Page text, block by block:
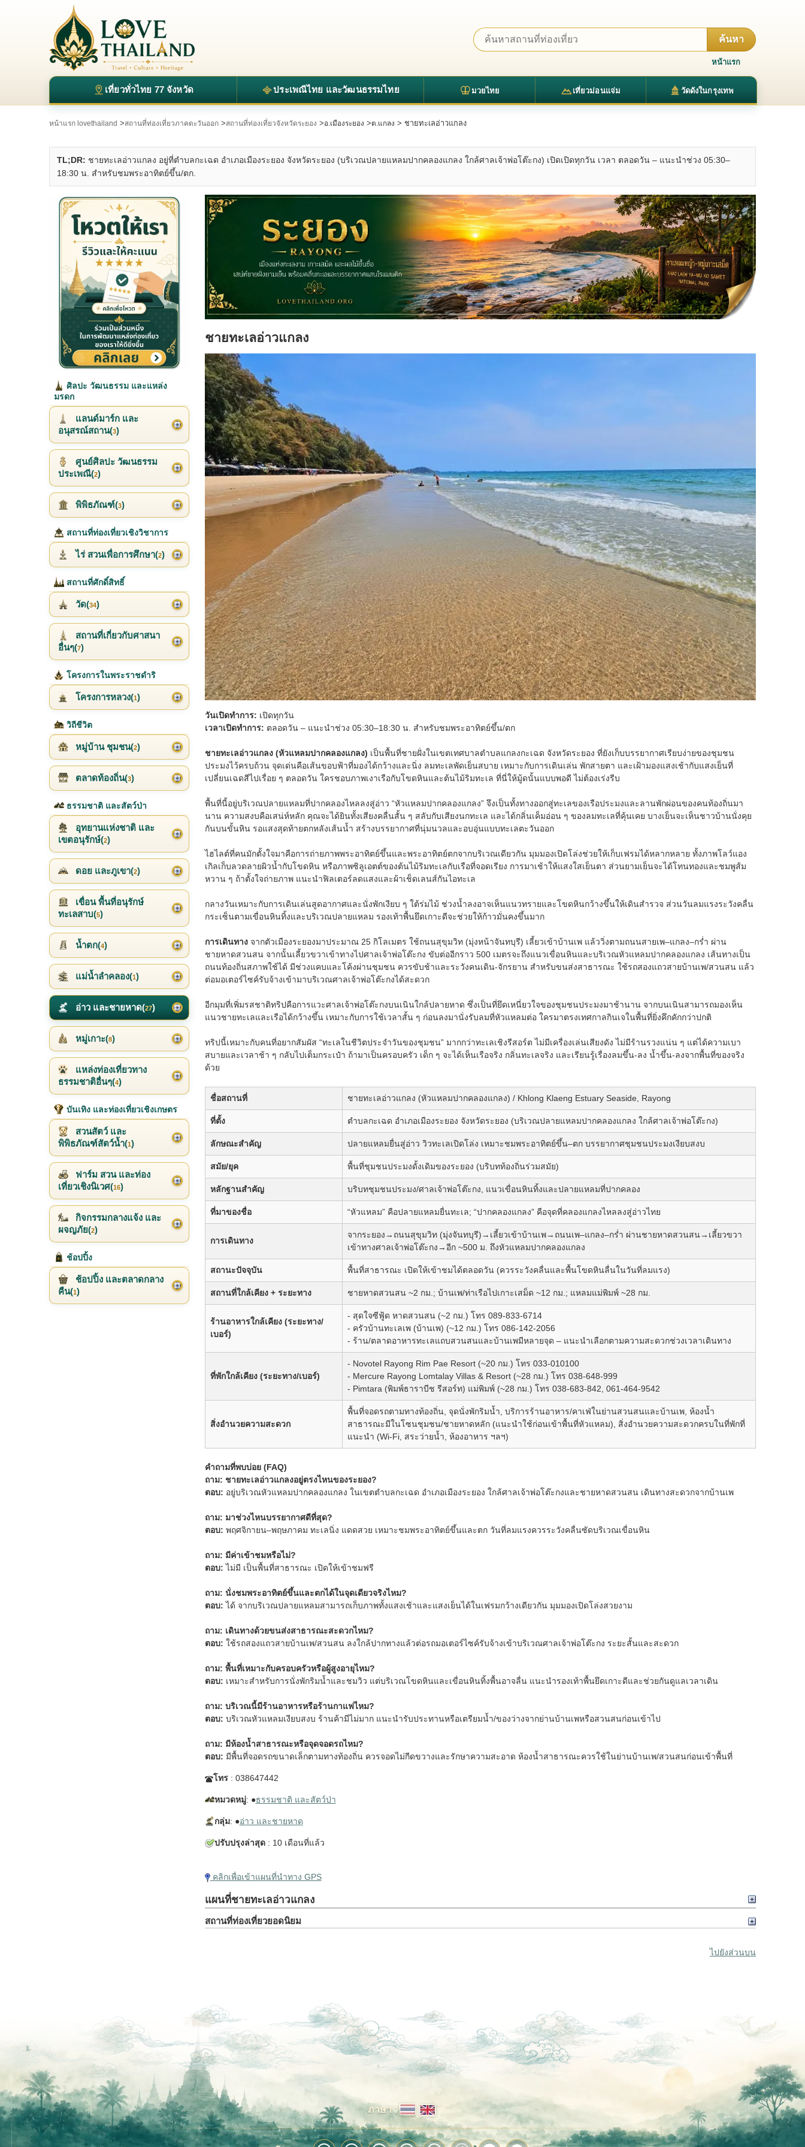
ค้นหา
หน้าแรก
เที่ยวทั่วไทย 77 จังหวัด ประเพณีไทย และวัฒนธรรมไทย มวยไทย เที่ยวม่อนแจ่ม วัดดังในกรุงเทพ
หน้าแรก lovethailand >สถานที่ท่องเที่ยวภาคตะวันออก >สถานที่ท่องเที่ยวจังหวัดระยอง >อ.เมืองระยอง >ต.แกลง > ชายทะเลอ่าวแกลง
TL;DR: ชายทะเลอ่าวแกลง อยู่ที่ตำบลกะเฉด อำเภอเมืองระยอง จังหวัดระยอง (บริเวณปลายแหลมปากคลองแกลง ใกล้ศาลเจ้าพ่อโต๊ะกง) เปิดเปิดทุกวัน เวลา ตลอดวัน – แนะนำช่วง 05:30–
18:30 น. สำหรับชมพระอาทิตย์ขึ้น/ตก.
ชายทะเลอ่าวแกลง
วันเปิดทำการ: เปิดทุกวัน
เวลาเปิดทำการ: ตลอดวัน – แนะนำช่วง 05:30–18:30 น. สำหรับชมพระอาทิตย์ขึ้น/ตก
ชายทะเลอ่าวแกลง (หัวแหลมปากคลองแกลง) เป็นพื้นที่ชายฝั่งในเขตเทศบาลตำบลแกลงกะเฉด จังหวัดระยอง ที่ยังเก็บบรรยากาศเรียบง่ายของชุมชน
ประมงไว้ครบถ้วน จุดเด่นคือเส้นขอบฟ้าที่มองได้กว้างและนิ่ง ลมทะเลพัดเย็นสบาย เหมาะกับการเดินเล่น พักสายตา และเฝ้ามองแสงเช้ากับแสงเย็นที่
เปลี่ยนเฉดสีไปเรื่อย ๆ ตลอดวัน ใครชอบภาพเงาเรือกับโขดหินและต้นไม้ริมทะเล ที่นี่ให้มู้ดนั้นแบบพอดี ไม่ต้องเร่งรีบ
พื้นที่นี้อยู่บริเวณปลายแหลมที่ปากคลองไหลลงสู่อ่าว “หัวแหลมปากคลองแกลง” จึงเป็นทั้งทางออกสู่ทะเลของเรือประมงและลานพักผ่อนของคนท้องถิ่นมา
นาน ความสงบคือเสน่ห์หลัก คุณจะได้ยินทั้งเสียงคลื่นสั้น ๆ สลับกับเสียงนกทะเล และได้กลิ่นเค็มอ่อน ๆ ของลมทะเลที่คุ้นเคย บางเย็นจะเห็นชาวบ้านนั่งคุย
กันบนขั้นหิน รอแสงสุดท้ายตกหลังเส้นน้ำ สร้างบรรยากาศที่นุ่มนวลและอบอุ่นแบบทะเลตะวันออก
ไฮไลต์ที่คนมักตั้งใจมาคือการถ่ายภาพพระอาทิตย์ขึ้นและพระอาทิตย์ตกจากบริเวณเดียวกัน มุมมองเปิดโล่งช่วยให้เก็บเฟรมได้หลากหลาย ทั้งภาพโลว์แอง
เกิลเก็บลวดลายผิวน้ำกับโขดหิน หรือภาพซิลูเอตต์ของต้นไม้ริมทะเลกับเรือที่จอดเรียง การมาเช้าให้แสงใสเย็นตา ส่วนยามเย็นจะได้โทนทองและชมพูส้ม
หวาน ๆ ถ้าตั้งใจถ่ายภาพ แนะนำฟิลเตอร์ลดแสงและผ้าเช็ดเลนส์กันไอทะเล
กลางวันเหมาะกับการเดินเล่นสูดอากาศและนั่งพักเงียบ ๆ ใต้ร่มไม้ ช่วงน้ำลงอาจเห็นแนวทรายและโขดหินกว้างขึ้นให้เดินสำรวจ ส่วนวันลมแรงระวังคลื่น
กระเซ็นตามเขื่อนหินทิ้งและบริเวณปลายแหลม รองเท้าพื้นยึดเกาะดีจะช่วยให้ก้าวมั่นคงขึ้นมาก
การเดินทางจากตัวเมืองระยองมาประมาณ 25 กิโลเมตร ใช้ถนนสุขุมวิท (มุ่งหน้าจันทบุรี) เลี้ยวเข้าบ้านเพ แล้ววิ่งตามถนนสายเพ–แกลง–กร่ำ ผ่าน
ชายหาดสวนสน จากนั้นเลี้ยวขวาเข้าทางไปศาลเจ้าพ่อโต๊ะกง ขับต่ออีกราว 500 เมตรจะถึงแนวเขื่อนหินและบริเวณหัวแหลมปากคลองแกลง เส้นทางเป็น
ถนนท้องถิ่นสภาพใช้ได้ มีช่วงแคบและโค้งผ่านชุมชน ควรขับช้าและระวังคนเดิน-จักรยาน สำหรับขนส่งสาธารณะ ใช้รถสองแถวสายบ้านเพ/สวนสน แล้ว
ต่อมอเตอร์ไซค์รับจ้างเข้ามาบริเวณศาลเจ้าพ่อโต๊ะกงได้สะดวก
อีกมุมที่เพิ่มรสชาติทริปคือการแวะศาลเจ้าพ่อโต๊ะกงบนเนินใกล้ปลายหาด ซึ่งเป็นที่ยึดเหนี่ยวใจของชุมชนประมงมาช้านาน จากบนเนินสามารถมองเห็น
แนวชายทะเลและเรือได้กว้างขึ้น เหมาะกับการใช้เวลาสั้น ๆ ก่อนลงมานั่งรับลมที่หัวแหลมต่อ ใครมาตรงเทศกาลกินเจในพื้นที่ยิ่งคึกคักกว่าปกติ
ทริปนี้เหมาะกับคนที่อยากสัมผัส “ทะเลในชีวิตประจำวันของชุมชน” มากกว่าทะเลเชิงรีสอร์ต ไม่มีเครื่องเล่นเสียงดัง ไม่มีร้านรวงแน่น ๆ แต่ได้ความเบา
สบายและเวลาช้า ๆ กลับไปเต็มกระเป๋า ถ้ามาเป็นครอบครัว เด็ก ๆ จะได้เห็นเรือจริง กลิ่นทะเลจริง และเรียนรู้เรื่องลมขึ้น-ลง น้ำขึ้น-ลงจากพื้นที่ของจริง
ด้วย
ชื่อสถานที่ ชายทะเลอ่าวแกลง (หัวแหลมปากคลองแกลง) / Khlong Klaeng Estuary Seaside, Rayong
ที่ตั้ง ตำบลกะเฉด อำเภอเมืองระยอง จังหวัดระยอง (บริเวณปลายแหลมปากคลองแกลง ใกล้ศาลเจ้าพ่อโต๊ะกง)
ลักษณะสำคัญ ปลายแหลมยื่นสู่อ่าว วิวทะเลเปิดโล่ง เหมาะชมพระอาทิตย์ขึ้น–ตก บรรยากาศชุมชนประมงเงียบสงบ
สมัย/ยุค พื้นที่ชุมชนประมงดั้งเดิมของระยอง (บริบทท้องถิ่นร่วมสมัย)
หลักฐานสำคัญ บริบทชุมชนประมง/ศาลเจ้าพ่อโต๊ะกง, แนวเขื่อนหินทิ้งและปลายแหลมที่ปากคลอง
ที่มาของชื่อ “หัวแหลม” คือปลายแหลมยื่นทะเล; “ปากคลองแกลง” คือจุดที่คลองแกลงไหลลงสู่อ่าวไทย
การเดินทาง
จากระยอง→ถนนสุขุมวิท (มุ่งจันทบุรี)→เลี้ยวเข้าบ้านเพ→ถนนเพ–แกลง–กร่ำ ผ่านชายหาดสวนสน→เลี้ยวขวา
เข้าทางศาลเจ้าพ่อโต๊ะกง→อีก ~500 ม. ถึงหัวแหลมปากคลองแกลง
สถานะปัจจุบัน พื้นที่สาธารณะ เปิดให้เข้าชมได้ตลอดวัน (ควรระวังคลื่นและพื้นโขดหินลื่นในวันที่ลมแรง)
สถานที่ใกล้เคียง + ระยะทาง ชายหาดสวนสน ~2 กม.; บ้านเพ/ท่าเรือไปเกาะเสม็ด ~12 กม.; แหลมแม่พิมพ์ ~28 กม.
ร้านอาหารใกล้เคียง (ระยะทาง/
เบอร์)
- สุดใจซีฟู้ด หาดสวนสน (~2 กม.) โทร 089-833-6714
- ครัวบ้านทะเลเพ (บ้านเพ) (~12 กม.) โทร 086-142-2056
- ร้าน/ตลาดอาหารทะเลแถบสวนสนและบ้านเพมีหลายจุด – แนะนำเลือกตามความสะดวกช่วงเวลาเดินทาง
ที่พักใกล้เคียง (ระยะทาง/เบอร์)
- Novotel Rayong Rim Pae Resort (~20 กม.) โทร 033-010100
- Mercure Rayong Lomtalay Villas & Resort (~28 กม.) โทร 038-648-999
- Pimtara (พิมพ์ธาราบีช รีสอร์ท) แม่พิมพ์ (~28 กม.) โทร 038-683-842, 061-464-9542
สิ่งอำนวยความสะดวก
พื้นที่จอดรถตามทางท้องถิ่น, จุดนั่งพักริมน้ำ, บริการร้านอาหาร/คาเฟ่ในย่านสวนสนและบ้านเพ, ห้องน้ำ
สาธารณะมีในโซนชุมชน/ชายหาดหลัก (แนะนำใช้ก่อนเข้าพื้นที่หัวแหลม), สิ่งอำนวยความสะดวกครบในที่พักที่
แนะนำ (Wi-Fi, สระว่ายน้ำ, ห้องอาหาร ฯลฯ)
คำถามที่พบบ่อย (FAQ)
ถาม: ชายทะเลอ่าวแกลงอยู่ตรงไหนของระยอง?
ตอบ: อยู่บริเวณหัวแหลมปากคลองแกลง ในเขตตำบลกะเฉด อำเภอเมืองระยอง ใกล้ศาลเจ้าพ่อโต๊ะกงและชายหาดสวนสน เดินทางสะดวกจากบ้านเพ
ถาม: มาช่วงไหนบรรยากาศดีที่สุด?
ตอบ: พฤศจิกายน–พฤษภาคม ทะเลนิ่ง แดดสวย เหมาะชมพระอาทิตย์ขึ้นและตก วันที่ลมแรงควรระวังคลื่นซัดบริเวณเขื่อนหิน
ถาม: มีค่าเข้าชมหรือไม่?
ตอบ: ไม่มี เป็นพื้นที่สาธารณะ เปิดให้เข้าชมฟรี
ถาม: นั่งชมพระอาทิตย์ขึ้นและตกได้ในจุดเดียวจริงไหม?
ตอบ: ได้ จากบริเวณปลายแหลมสามารถเก็บภาพทั้งแสงเช้าและแสงเย็นได้ในเฟรมกว้างเดียวกัน มุมมองเปิดโล่งสวยงาม
ถาม: เดินทางด้วยขนส่งสาธารณะสะดวกไหม?
ตอบ: ใช้รถสองแถวสายบ้านเพ/สวนสน ลงใกล้ปากทางแล้วต่อรถมอเตอร์ไซค์รับจ้างเข้าบริเวณศาลเจ้าพ่อโต๊ะกง ระยะสั้นและสะดวก
ถาม: พื้นที่เหมาะกับครอบครัวหรือผู้สูงอายุไหม?
ตอบ: เหมาะสำหรับการนั่งพักริมน้ำและชมวิว แต่บริเวณโขดหินและเขื่อนหินทิ้งพื้นอาจลื่น แนะนำรองเท้าพื้นยึดเกาะดีและช่วยกันดูแลเวลาเดิน
ถาม: บริเวณนี้มีร้านอาหารหรือร้านกาแฟไหม?
ตอบ: บริเวณหัวแหลมเงียบสงบ ร้านค้ามีไม่มาก แนะนำรับประทานหรือเตรียมน้ำ/ของว่างจากย่านบ้านเพหรือสวนสนก่อนเข้าไป
ถาม: มีห้องน้ำสาธารณะหรือจุดจอดรถไหม?
ตอบ: มีพื้นที่จอดรถขนาดเล็กตามทางท้องถิ่น ควรจอดไม่กีดขวางและรักษาความสะอาด ห้องน้ำสาธารณะควรใช้ในย่านบ้านเพ/สวนสนก่อนเข้าพื้นที่
โทร: 038647442
หมวดหมู่: ●ธรรมชาติ และสัตว์ป่า
กลุ่ม: ●อ่าว และชายหาด
ปรับปรุงล่าสุด: 10 เดือนที่แล้ว
คลิกเพื่อเข้าแผนที่นำทาง GPS
แผนที่ชายทะเลอ่าวแกลง
สถานที่ท่องเที่ยวยอดนิยม
ไปยังส่วนบน
ศิลปะ วัฒนธรรม และแหล่ง
มรดก
แลนด์มาร์ก และ
อนุสรณ์สถาน(3)
ศูนย์ศิลปะ วัฒนธรรม
ประเพณี(2)
พิพิธภัณฑ์(3)
สถานที่ท่องเที่ยวเชิงวิชาการ
ไร่ สวนเพื่อการศึกษา(2)
สถานที่ศักดิ์สิทธิ์
วัด(34)
สถานที่เกี่ยวกับศาสนา
อื่นๆ(7)
โครงการในพระราชดำริ
โครงการหลวง(1)
วิถีชีวิต
หมู่บ้าน ชุมชน(2)
ตลาดท้องถิ่น(3)
ธรรมชาติ และสัตว์ป่า
อุทยานแห่งชาติ และ
เขตอนุรักษ์(2)
ดอย และภูเขา(2)
เขื่อน พื้นที่อนุรักษ์
ทะเลสาบ(5)
น้ำตก(4)
แม่น้ำลำคลอง(1)
อ่าว และชายหาด(27)
หมู่เกาะ(8)
แหล่งท่องเที่ยวทาง
ธรรมชาติอื่นๆ(4)
บันเทิง และท่องเที่ยวเชิงเกษตร
สวนสัตว์ และ
พิพิธภัณฑ์สัตว์น้ำ(1)
ฟาร์ม สวน และท่อง
เที่ยวเชิงนิเวศ(16)
กิจกรรมกลางแจ้ง และ
ผจญภัย(2)
ช้อปปิ้ง
ช้อปปิ้ง และตลาดกลาง
คืน(1)
ภาษา :